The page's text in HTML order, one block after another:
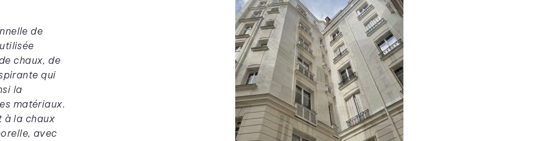
de
chaux, de
qui
la
matériaux.
à la chaux
avec